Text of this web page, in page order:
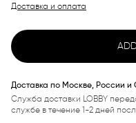
Доставка и оплата
Доставка по Москве, России и
Служба доставки LOBBY
службе в течение 1-2 дней